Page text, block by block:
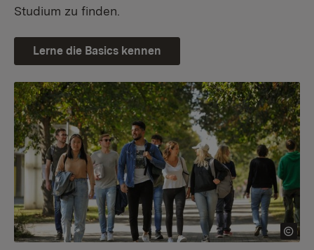
Studium zu finden.
Lerne die Basics kennen